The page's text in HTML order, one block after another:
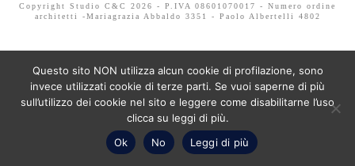
Copyright Studio C&C 2026 - P.IVA 08601070017 - Numero ordine
architetti -Mariagrazia Abbaldo 3351 - Paolo Albertelli 4802
Questo sito NON utilizza alcun cookie di profilazione, sono
invece utilizzati cookie di terze parti. Se vuoi saperne di più
sull’utilizzo dei cookie nel sito e leggere come disabilitarne l’uso
clicca su leggi di più.
Ok
No Leggi di più